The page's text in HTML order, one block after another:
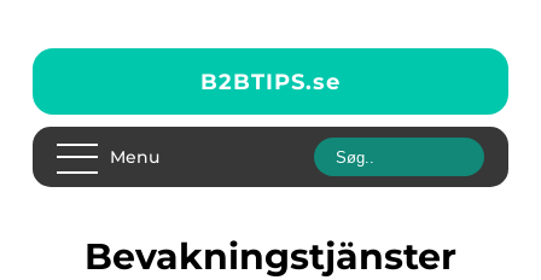
B2BTIPS.se
Menu
bevakningstjänster